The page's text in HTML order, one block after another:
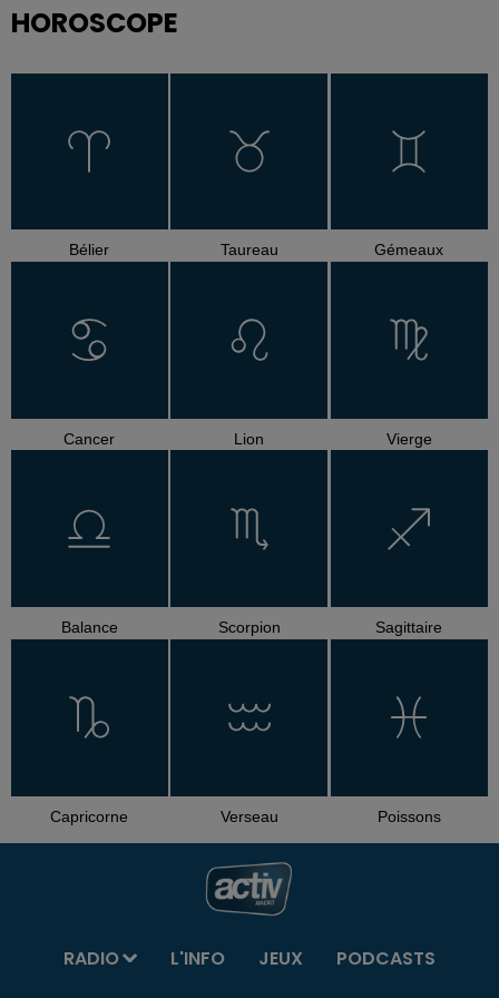
HOROSCOPE
Bélier Taureau Gémeaux
Cancer Lion Vierge
Balance Scorpion Sagittaire
Capricorne Verseau Poissons
RADIO L'INFO JEUX
PODCASTS